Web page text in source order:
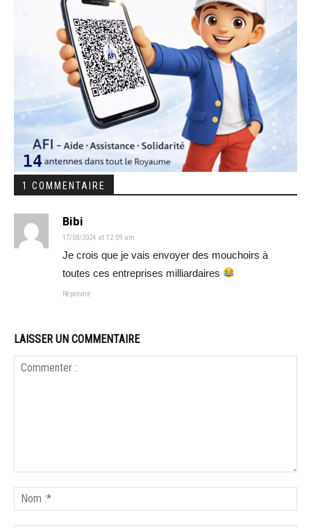
1 COMMENTAIRE
Bibi
17/08/2024 at 12:09 am
Je crois que je vais envoyer des mouchoirs à
toutes ces entreprises milliardaires
Répondre
LAISSER UN COMMENTAIRE